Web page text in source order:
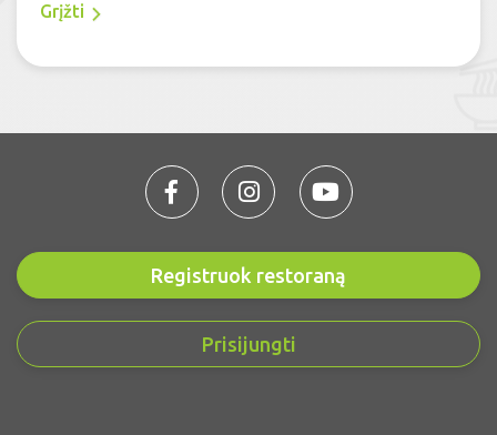
Grįžti
Registruok restoraną
Prisijungti